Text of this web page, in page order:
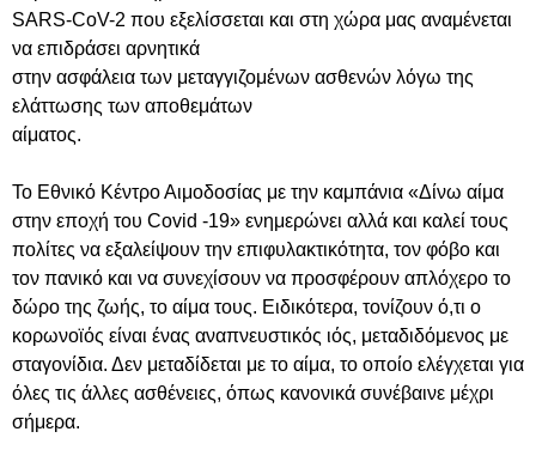
SARS-CoV-2 που εξελίσσεται και στη χώρα μας αναμένεται
να επιδράσει αρνητικά
στην ασφάλεια των μεταγγιζομένων ασθενών λόγω της
ελάττωσης των αποθεμάτων
αίματος.
Το Εθνικό Κέντρο Αιμοδοσίας με την καμπάνια «Δίνω αίμα
στην εποχή του Covid -19» ενημερώνει αλλά και καλεί τους
πολίτες να εξαλείψουν την επιφυλακτικότητα, τον φόβο και
τον πανικό και να συνεχίσουν να προσφέρουν απλόχερο το
δώρο της ζωής, το αίμα τους. Ειδικότερα, τονίζουν ό,τι ο
κορωνοϊός είναι ένας αναπνευστικός ιός, μεταδιδόμενος με
σταγονίδια. Δεν μεταδίδεται με το αίμα, το οποίο ελέγχεται για
όλες τις άλλες ασθένειες, όπως κανονικά συνέβαινε μέχρι
σήμερα.